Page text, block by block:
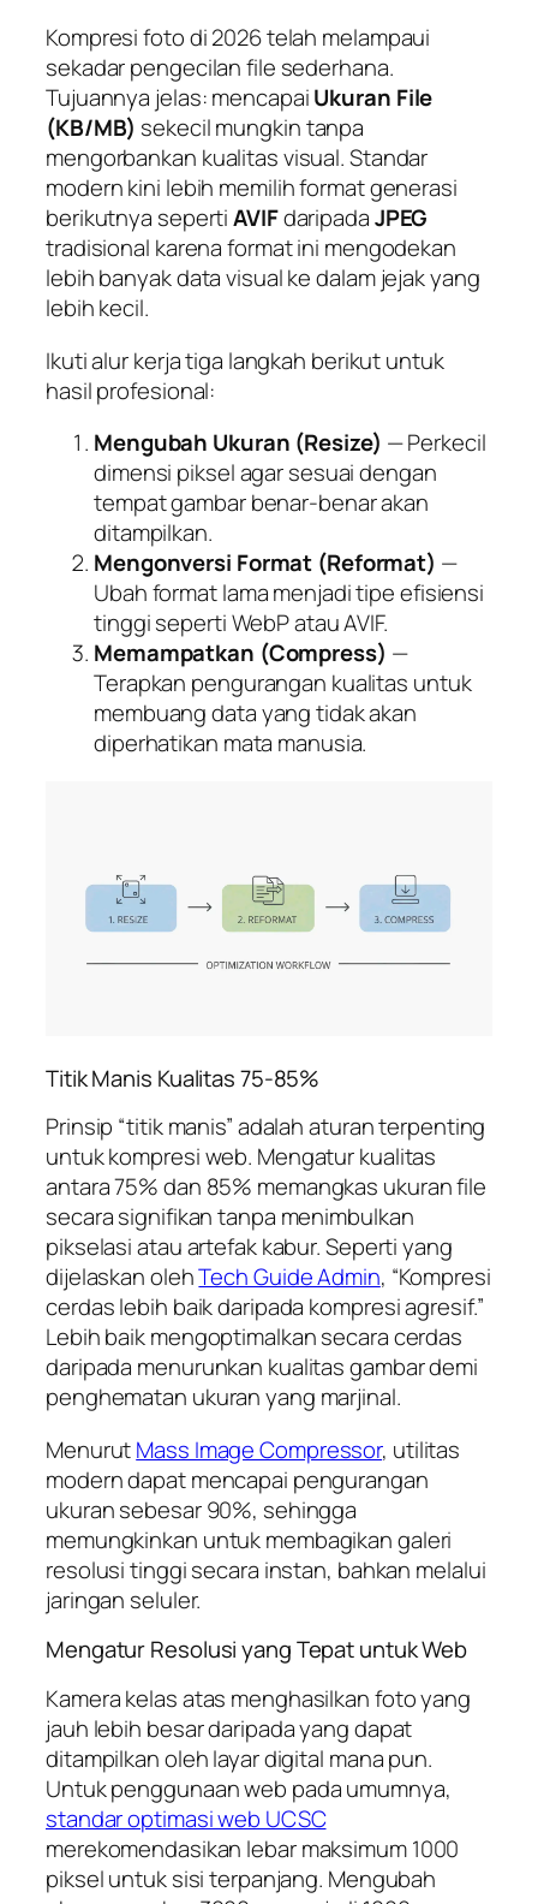
Kompresi foto di 2026 telah melampaui
sekadar pengecilan file sederhana.
Tujuannya jelas: mencapaiUkuran File
(KB/MB) sekecil mungkin tanpa
mengorbankan kualitas visual. Standar
modern kini lebih memilih format generasi
berikutnya sepertiAVIFdaripadaJPEG
tradisional karena format ini mengodekan
lebih banyak data visual ke dalam jejak yang
lebih kecil.
Ikuti alur kerja tiga langkah berikut untuk
hasil profesional:
Mengubah Ukuran (Resize) — Perkecil
dimensi piksel agar sesuai dengan
tempat gambar benar-benar akan
ditampilkan.
Mengonversi Format (Reformat) —
Ubah format lama menjadi tipe efisiensi
tinggi seperti WebP atau AVIF.
Memampatkan (Compress) —
Terapkan pengurangan kualitas untuk
membuang data yang tidak akan
diperhatikan mata manusia.
Titik Manis Kualitas 75-85%
Prinsip “titik manis” adalah aturan terpenting
untuk kompresi web. Mengatur kualitas
antara 75% dan 85% memangkas ukuran file
secara signifikan tanpa menimbulkan
pikselasi atau artefak kabur. Seperti yang
dijelaskan olehTech Guide Admin, “Kompresi
cerdas lebih baik daripada kompresi agresif.”
Lebih baik mengoptimalkan secara cerdas
daripada menurunkan kualitas gambar demi
penghematan ukuran yang marjinal.
MenurutMass Image Compressor, utilitas
modern dapat mencapai pengurangan
ukuran sebesar 90%, sehingga
memungkinkan untuk membagikan galeri
resolusi tinggi secara instan, bahkan melalui
jaringan seluler.
Mengatur Resolusi yang Tepat untuk Web
Kamera kelas atas menghasilkan foto yang
jauh lebih besar daripada yang dapat
ditampilkan oleh layar digital mana pun.
Untuk penggunaan web pada umumnya,
standar optimasi web UCSC
merekomendasikan lebar maksimum 1000
piksel untuk sisi terpanjang. Mengubah